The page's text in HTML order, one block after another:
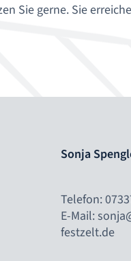
Sie gerne. Sie
Sonja
Telefon:
E-Mail:
festzelt.de